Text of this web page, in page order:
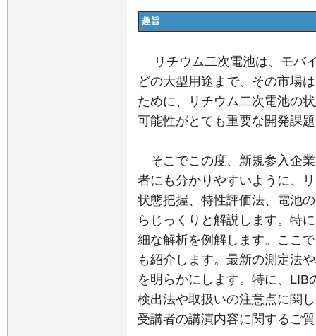
趣旨
リチウム二次電池は、モバ
どの大型用途まで、その市場
ために、リチウム二次電池の
可能性がとても重要な開発課
そこでこの度、新規参入企
者にも分かりやすいように、
状態把握、特性評価法、電池
らじっくりと解説します。特
細な解析を例解します。ここ
も紹介します。最新の測定法
を明らかにします。特に、
検出法や取扱いの注意点に関
受講者の講演内容に関するご